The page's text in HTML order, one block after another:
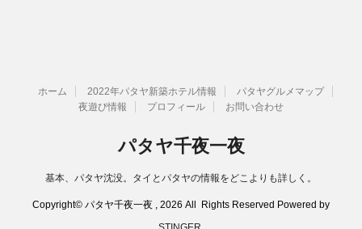
ホーム 2022年パタヤ新築ホテル情報
パタヤグルメマップ
夜遊び情報
プロフィール お問い合わせ
パタヤ千夜一夜
基本、パタヤ沈没。タイとパタヤの情報をどこよりも詳しく。
Copyright© パタヤ千夜一夜 , 2026 All Rights Reserved Powered by